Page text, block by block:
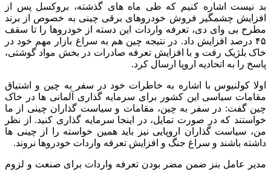
بد نیست اشاره کنیم که طی ماه‌ های گذشته، بروکسل پس از
افزایش چشمگیر فروش خودروهای برقی چینی به خصوص از برند
مطرح بی وای دی، تعرفه واردات این دسته از خودروها را تا سقف
۴۵ درصد افزایش داد. در نتیجه چین هم به سراغ بازار مهم خود در
خاک بلژیک رفت و با افزایش تعرفه صادرات در بخش مواد گوشتی،
پاسخ را به اتحادیه اروپا ارسال کرد.
اولا کولنیوس با اشاره به خاطرات خود در سفر به چین و اشتیاق
مقامات سیاسی این کشور برای سرمایه گذاری آلمانی‌ ها در خاک
چین گفت: در سفر به چین، مقامات و سیاست گذاران چینی از ما
خواستند که در صورت تمایل، در اینجا سرمایه گذاری کنید. از نظر
من، سیاست‌ گذاران اروپایی نیز باید همین خواسته را از چینی‌ ها
داشته باشند و سراغ جنگ و افزایش تعرفه واردات خودروها نروند.
مدیر عامل بنز ضمن مضر بودن تعرفه واردات برای صنعت و لزوم